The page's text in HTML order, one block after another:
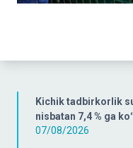
Kichik tadbirkorlik
nisbatan 7,4 % ga
07/08/2026